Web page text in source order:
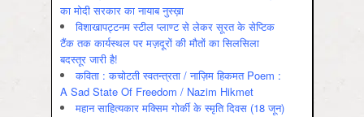
का मोदी सरकार का नायाब नुस्ख़ा
विशाखापट्टनम स्टील प्लाण्ट से लेकर सूरत के सेप्टिक
टैंक तक कार्यस्थल पर मज़दूरों की मौतों का सिलसिला
बदस्तूर जारी है!
कविता : कचोटती स्वतन्त्रता / नाज़िम हिकमत Poem :
A Sad State Of Freedom / Nazim Hikmet
महान साहित्यकार मक्सिम गोर्की के स्मृति दिवस (18 जून)